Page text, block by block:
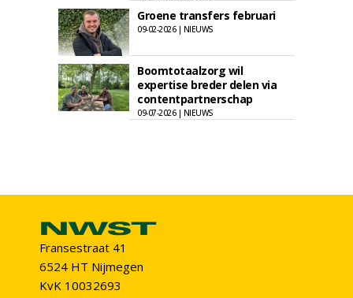
Groene transfers februari
09-02-2026 | NIEUWS
Boomtotaalzorg wil
expertise breder delen via
contentpartnerschap
09-07-2026 | NIEUWS
Fransestraat 41
6524 HT Nijmegen
KvK 10032693